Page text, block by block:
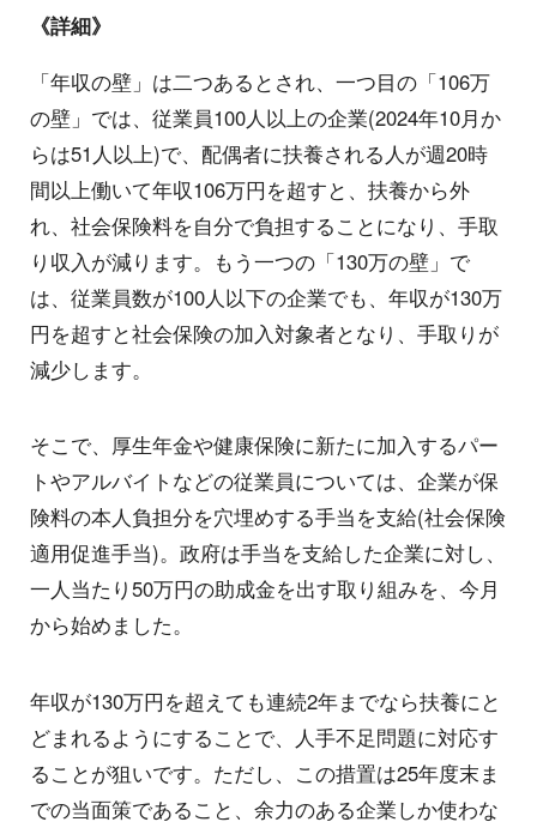
《詳細》
「年収の壁」は二つあるとされ、一つ目の「106万
の壁」では、従業員100人以上の企業(2024年10月か
らは51人以上)で、配偶者に扶養される人が週20時
間以上働いて年収106万円を超すと、扶養から外
れ、社会保険料を自分で負担することになり、手取
り収入が減ります。もう一つの「130万の壁」で
は、従業員数が100人以下の企業でも、年収が130万
円を超すと社会保険の加入対象者となり、手取りが
減少します。
そこで、厚生年金や健康保険に新たに加入するパー
トやアルバイトなどの従業員については、企業が保
険料の本人負担分を穴埋めする手当を支給(社会保険
適用促進手当)。政府は手当を支給した企業に対し、
一人当たり50万円の助成金を出す取り組みを、今月
から始めました。
年収が130万円を超えても連続2年までなら扶養にと
どまれるようにすることで、人手不足問題に対応す
ることが狙いです。ただし、この措置は25年度末ま
での当面策であること、余力のある企業しか使わな